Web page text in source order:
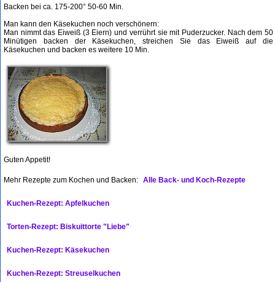
Backen bei ca. 175-200° 50-60 Min.
Man kann den Käsekuchen noch verschönern:
Man nimmt das Eiweiß (3 Eiern) und verrührt sie mit Puderzucker. Nach dem 50
Minütigen backen der Käsekuchen, streichen Sie das Eiweiß auf die
Käsekuchen und backen es weitere 10 Min.
Guten Appetit!
Mehr Rezepte zum Kochen und Backen: Alle Back- und Koch-Rezepte
Kuchen-Rezept: Apfelkuchen
Torten-Rezept: Biskuittorte "Liebe"
Kuchen-Rezept: Käsekuchen
Kuchen-Rezept: Streuselkuchen